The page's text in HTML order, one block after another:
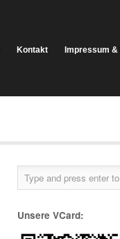
Kontakt Impressum
Unsere VCard: